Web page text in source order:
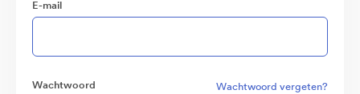
E-mail
Wachtwoord Wachtwoord vergeten?